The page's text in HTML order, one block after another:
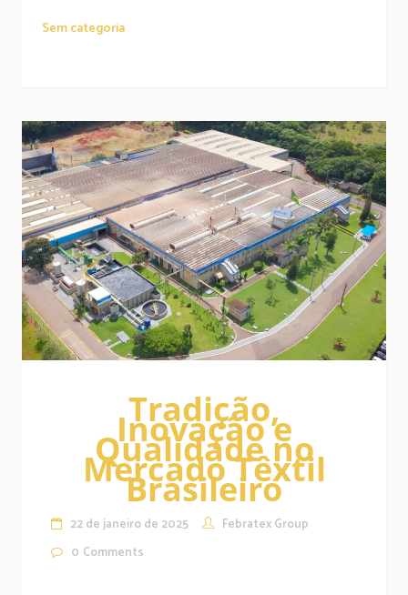
Sem categoria
Tradição,
Inovação e
Qualidade no
Mercado Têxtil
Brasileiro
22 de janeiro de 2025
Febratex Group
0 Comments